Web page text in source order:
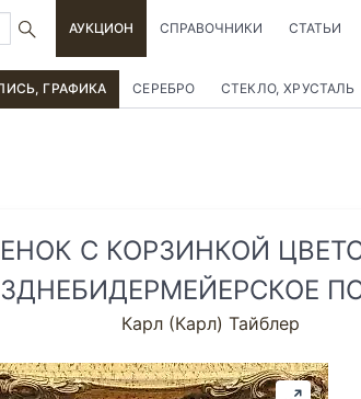
АУКЦИОН СПРАВОЧНИКИ СТАТЬИ
ГРАФИКА СЕРЕБРО СТЕКЛО, ХРУСТАЛЬ
С КОРЗИНКОЙ
Карл (Карл) Тайблер